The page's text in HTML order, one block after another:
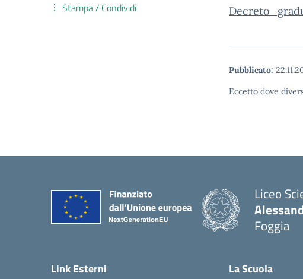
Pubblicato:
Eccetto dove
Stampa / Condividi
Liceo
Foggia
Link Esterni La Scuola